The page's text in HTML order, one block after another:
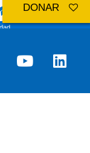
DONAR